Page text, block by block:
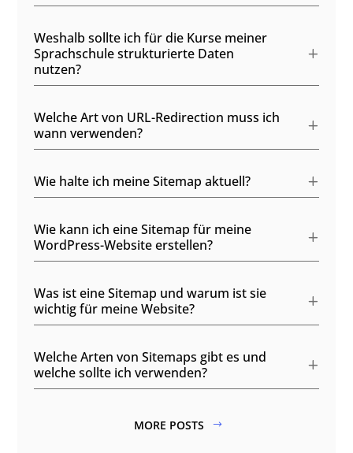
Weshalb sollte ich für die Kurse meiner
Sprachschule strukturierte Daten
nutzen?
Welche Art von URL-Redirection muss ich
wann verwenden?
Wie halte ich meine Sitemap aktuell?
Wie kann ich eine Sitemap für meine
WordPress-Website erstellen?
Was ist eine Sitemap und warum ist sie
wichtig für meine Website?
Welche Arten von Sitemaps gibt es und
welche sollte ich verwenden?
MORE POSTS